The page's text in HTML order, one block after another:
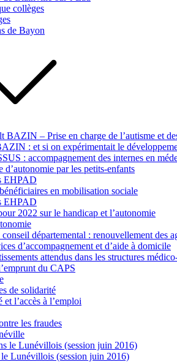
collèges
de Bayon
BAZIN – Prise en charge de l’autisme et
: et si on expérimentait le
: accompagnement des internes en
d’autonomie par les petits-enfants
EHPAD
en mobilisation sociale
EHPAD
2022 sur le handicap et l’autonomie
départemental : renouvellement des
d’accompagnement et d’aide à domicile
attendus dans les structures
du CAPS
de solidarité
l’accès à l’emploi
les fraudes
le Lunévillois (session juin 2016)
Lunévillois (session juin 2016)